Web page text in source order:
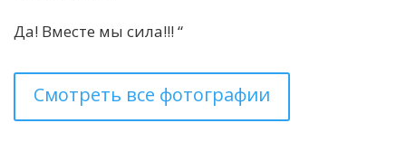
Да! Вместе мы сила!!! “
Смотреть все фотографии